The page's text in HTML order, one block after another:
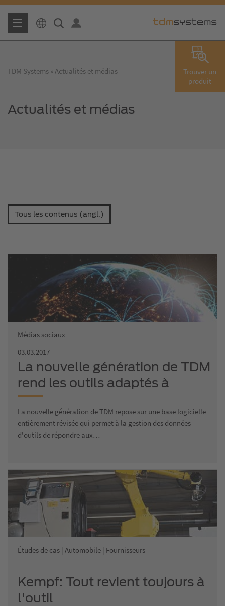
Trouver un
produit
TDM Systems Actualités et médias
Actualités et médias
Tous les contenus (angl.)
Médias sociaux
03.03.2017
La nouvelle génération de TDM
rend les outils adaptés à
l'industrie 4.0
La nouvelle génération de TDM repose sur une base logicielle
entièrement révisée qui permet à la gestion des données
d'outils de répondre aux…
Études de cas | Automobile | Fournisseurs
Kempf: Tout revient toujours à
l'outil